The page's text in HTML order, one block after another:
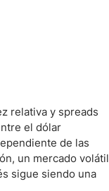
relativa y spreads
el dólar
de las
un mercado volátil
sigue siendo una